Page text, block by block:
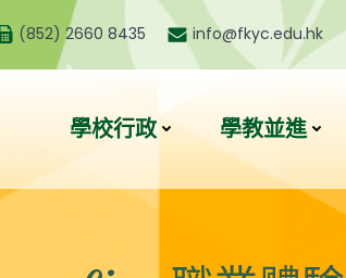
(852) 2660 8435 info@fkyc.edu.hk
學校行政 學教並進